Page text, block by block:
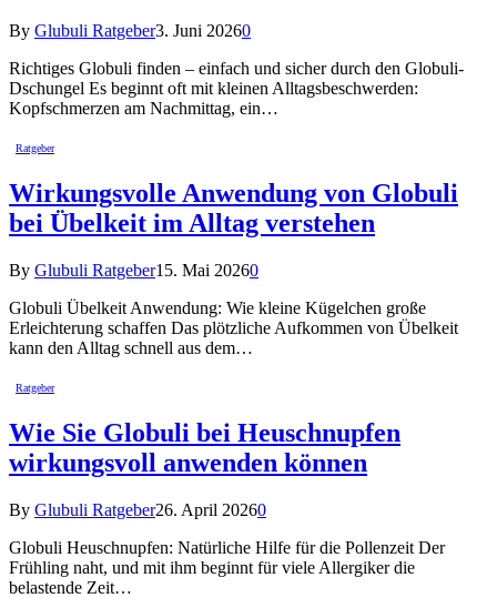
By Glubuli Ratgeber3. Juni 20260
Richtiges Globuli finden – einfach und sicher durch den Globuli-
Dschungel Es beginnt oft mit kleinen Alltagsbeschwerden:
Kopfschmerzen am Nachmittag, ein…
Ratgeber
Wirkungsvolle Anwendung von Globuli
bei Übelkeit im Alltag verstehen
By Glubuli Ratgeber15. Mai 20260
Globuli Übelkeit Anwendung: Wie kleine Kügelchen große
Erleichterung schaffen Das plötzliche Aufkommen von Übelkeit
kann den Alltag schnell aus dem…
Ratgeber
Wie Sie Globuli bei Heuschnupfen
wirkungsvoll anwenden können
By Glubuli Ratgeber26. April 20260
Globuli Heuschnupfen: Natürliche Hilfe für die Pollenzeit Der
Frühling naht, und mit ihm beginnt für viele Allergiker die
belastende Zeit…